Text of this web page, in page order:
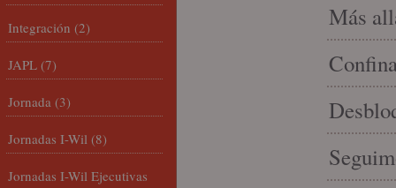
Más
Integración (2)
JAPL (7)
Jornada (3)
Jornadas I-Wil (8)
Jornadas I-Wil Ejecutivas